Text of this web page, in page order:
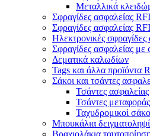
Μεταλλικά
Σφραγίδες ασφαλείας
Σφραγίδες ασφαλείας
Ηλεκτρονικές σφραγίδες
Σφραγίδες ασφαλείας με
Δεματικά καλωδίων
Tags και άλλα προϊόντα
Σάκοι και τσάντες
Τσάντες
Τσάντες
Ταχυδρομικοί
Μπουκάλια
Βραχιολάκια